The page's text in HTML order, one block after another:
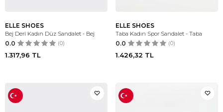
ELLE SHOES
Bej Deri Kadın Düz Sandalet - Bej
0.0 (0)
1.317,96 TL
ELLE SHOES
Taba Kadın Spor Sandalet - Taba
0.0 (0)
1.426,32 TL